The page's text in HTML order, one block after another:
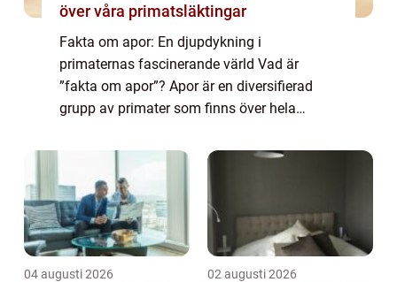
över våra primatsläktingar
Fakta om apor: En djupdykning i
primaternas fascinerande värld Vad är
”fakta om apor”? Apor är en diversifierad
grupp av primater som finns över hela
och delar många karaktäristika med oss,
04 augusti 2026 02 augusti 2026